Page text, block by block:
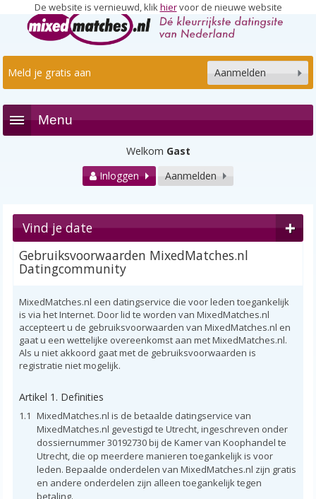
De website is vernieuwd, klikhiervoor de nieuwe website
Meld je gratis aan Aanmelden
Menu
Welkom Gast
Inloggen
Aanmelden
Vind je date
Gebruiksvoorwaarden MixedMatches.nl
Datingcommunity
MixedMatches.nl een datingservice die voor leden toegankelijk
is via het Internet. Door lid te worden van MixedMatches.nl
accepteert u de gebruiksvoorwaarden van MixedMatches.nl en
gaat u een wettelijke overeenkomst aan met MixedMatches.nl.
Als u niet akkoord gaat met de gebruiksvoorwaarden is
registratie niet mogelijk.
Artikel 1. Definities
1.1 MixedMatches.nl is de betaalde datingservice van
MixedMatches.nl gevestigd te Utrecht, ingeschreven onder
dossiernummer 30192730 bij de Kamer van Koophandel te
Utrecht, die op meerdere manieren toegankelijk is voor
leden. Bepaalde onderdelen van MixedMatches.nl zijn gratis
en andere onderdelen zijn alleen toegankelijk tegen
betaling.